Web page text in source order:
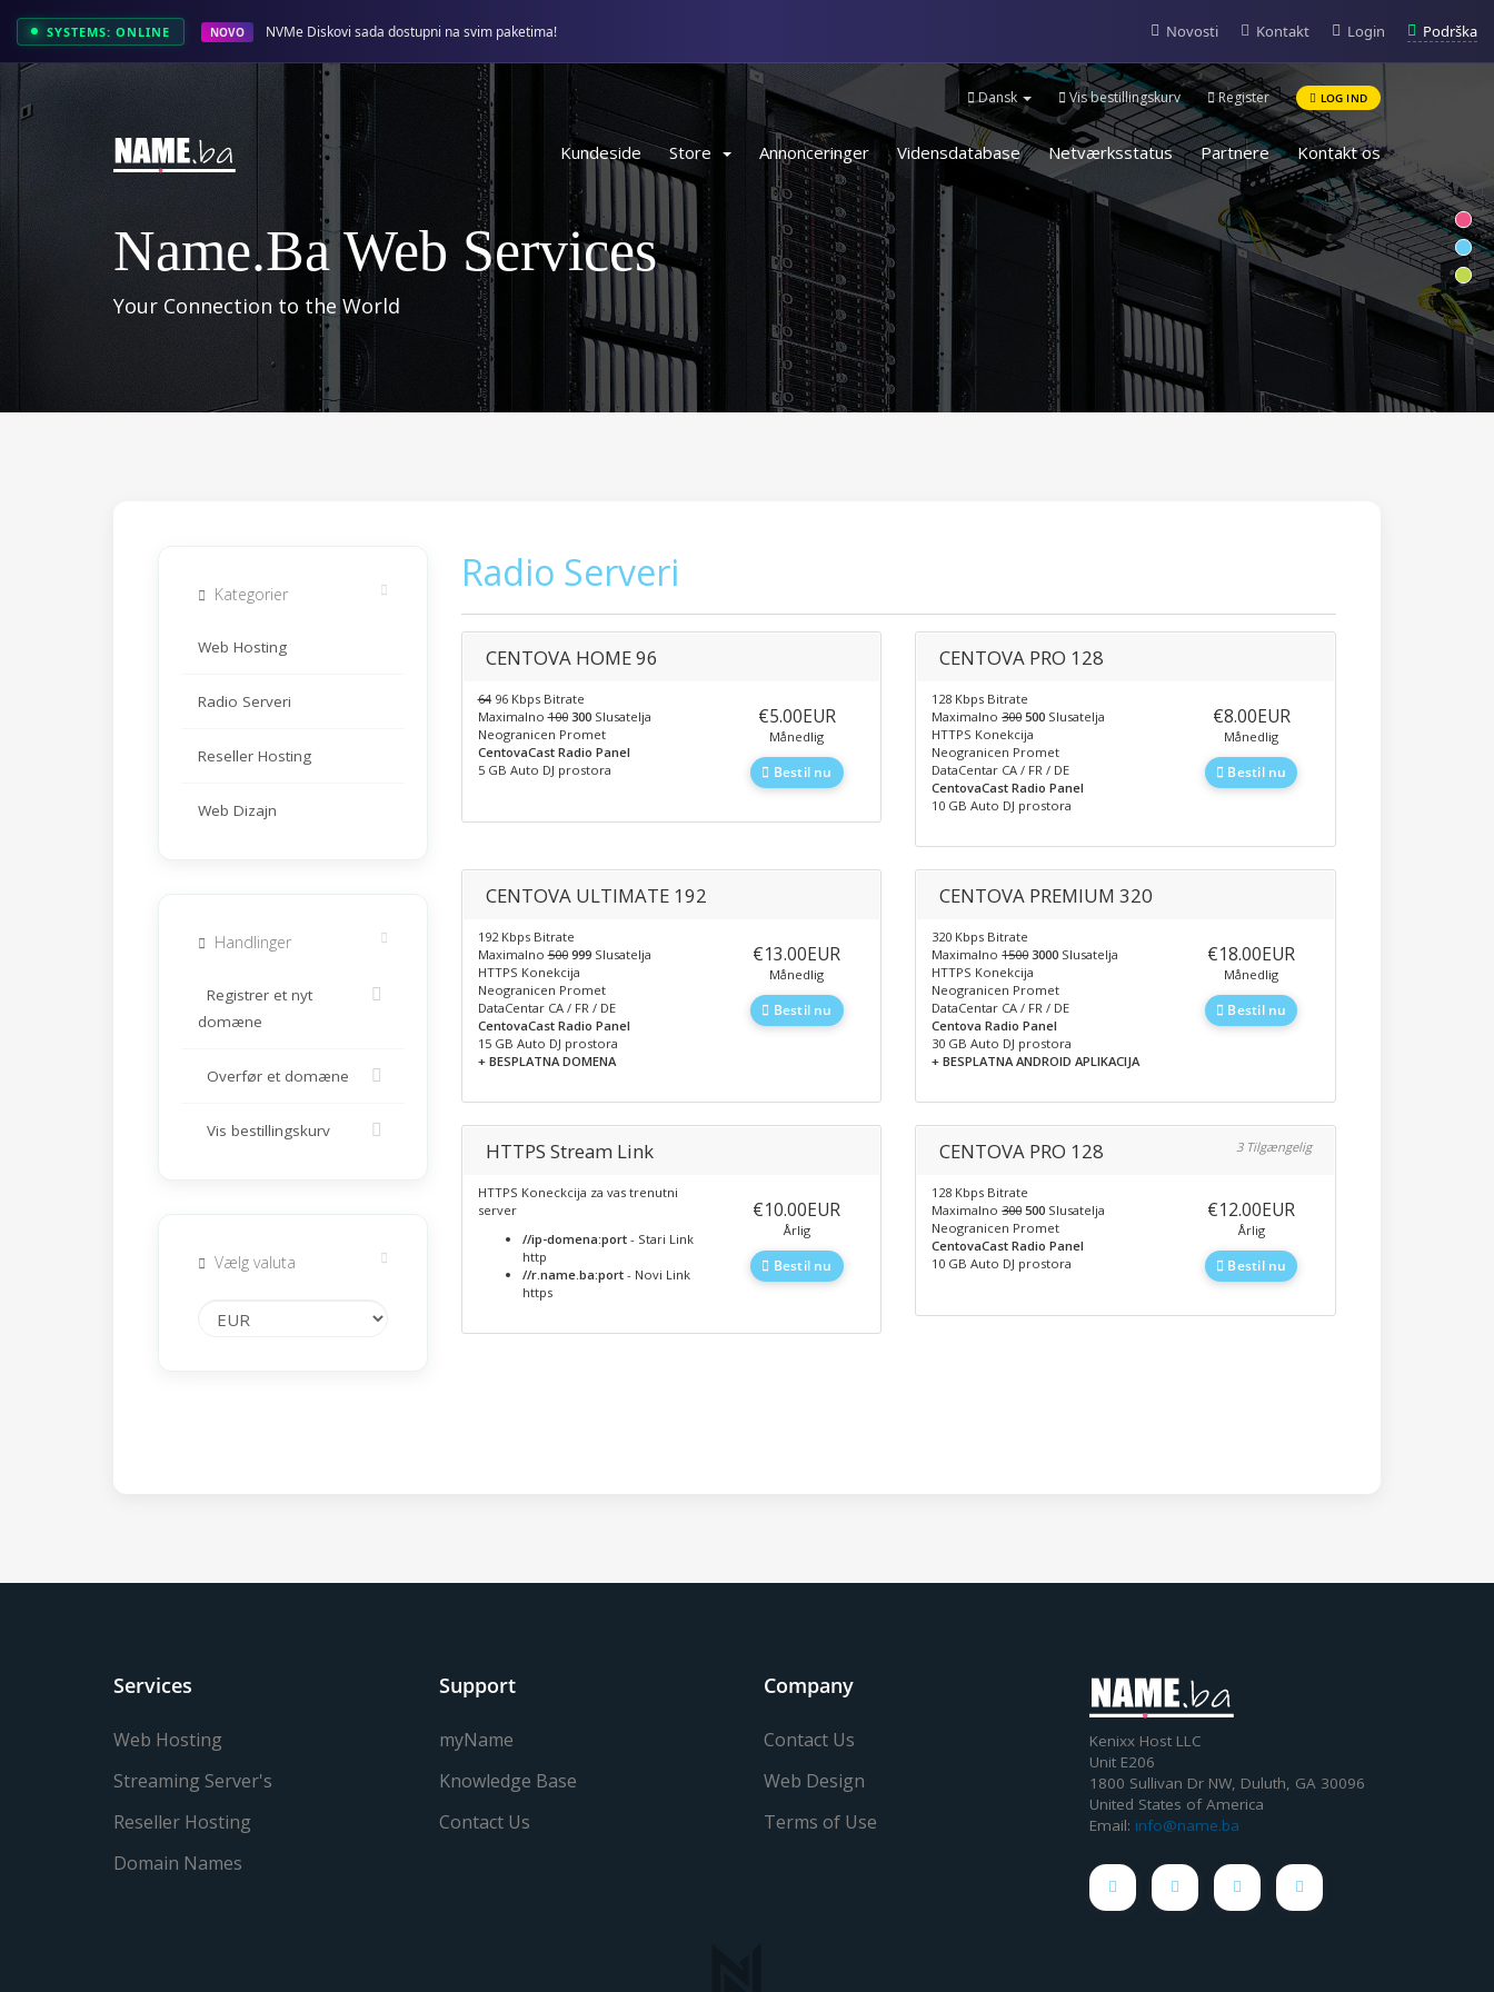
SYSTEMS: ONLINE NOVO NVMe Diskovi sada dostupni na svim paketima! Novosti Kontakt Login Podrška
Dansk Vis bestillingskurv Register LOG IND
Kundeside Store Annonceringer Vidensdatabase Netværksstatus Partnere Kontakt os
Name.ba Web Services
Your Connection to the World
Kategorier
Web Hosting
Radio Serveri
Reseller Hosting
Web Dizajn
Handlinger
Registrer et nyt
domæne
Overfør et domæne
Vis bestillingskurv
Vælg valuta
Radio Serveri
CENTOVA HOME 96
6496 Kbps Bitrate
Maximalno100 300Slusatelja
Neogranicen Promet
CentovaCast Radio Panel
5 GB Auto DJ prostora
‎€5.00EUR
Månedlig
Bestil nu
CENTOVA PRO 128
128 Kbps Bitrate
Maximalno300 500 Slusatelja
HTTPS Konekcija
Neogranicen Promet
DataCentar CA / FR / DE
CentovaCast Radio Panel
10 GB Auto DJ prostora
‎€8.00EUR
Månedlig
Bestil nu
CENTOVA ULTIMATE 192
192 Kbps Bitrate
Maximalno500 999Slusatelja
HTTPS Konekcija
Neogranicen Promet
DataCentar CA / FR / DE
CentovaCast Radio Panel
15 GB Auto DJ prostora
+ BESPLATNA DOMENA
‎€13.00EUR
Månedlig
Bestil nu
CENTOVA PREMIUM 320
320 Kbps Bitrate
Maximalno1500 3000 Slusatelja
HTTPS Konekcija
Neogranicen Promet
DataCentar CA / FR / DE
Centova Radio Panel
30 GB Auto DJ prostora
+ BESPLATNA ANDROID APLIKACIJA
‎€18.00EUR
Månedlig
Bestil nu
HTTPS Stream Link
HTTPS Koneckcija za vas trenutni
server
//ip-domena:port- Stari Link
http
//r.name.ba:port- Novi Link
https
‎€10.00EUR
Årlig
Bestil nu
CENTOVA PRO 128 3 Tilgængelig
128 Kbps Bitrate
Maximalno300 500 Slusatelja
Neogranicen Promet
CentovaCast Radio Panel
10 GB Auto DJ prostora
‎€12.00EUR
Årlig
Bestil nu
Services
Web Hosting
Streaming Server's
Reseller Hosting
Domain Names
Support
myName
Knowledge Base
Contact Us
Company
Contact Us
Web Design
Terms of Use
Kenixx Host LLC
Unit E206
1800 Sullivan Dr NW, Duluth, GA 30096
United States of America
Email: info@name.ba